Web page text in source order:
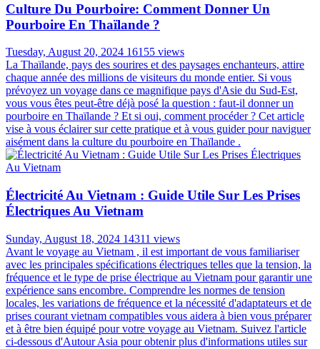
Culture Du Pourboire: Comment Donner Un
Pourboire En Thaïlande ?
Tuesday, August 20, 2024 16155 views
La Thaïlande, pays des sourires et des paysages enchanteurs, attire
chaque année des millions de visiteurs du monde entier. Si vous
prévoyez un voyage dans ce magnifique pays d'Asie du Sud-Est,
vous vous êtes peut-être déjà posé la question : faut-il donner un
pourboire en Thaïlande ? Et si oui, comment procéder ? Cet article
vise à vous éclairer sur cette pratique et à vous guider pour naviguer
aisément dans la culture du pourboire en Thaïlande .
Électricité Au Vietnam : Guide Utile Sur Les Prises
Électriques Au Vietnam
Sunday, August 18, 2024 14311 views
Avant le voyage au Vietnam , il est important de vous familiariser
avec les principales spécifications électriques telles que la tension, la
fréquence et le type de prise électrique au Vietnam pour garantir une
expérience sans encombre. Comprendre les normes de tension
locales, les variations de fréquence et la nécessité d'adaptateurs et de
prises courant vietnam compatibles vous aidera à bien vous préparer
et à être bien équipé pour votre voyage au Vietnam. Suivez l'article
ci-dessous d'Autour Asia pour obtenir plus d'informations utiles sur